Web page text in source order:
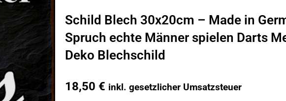
Schild Blech 30x20cm – Made in
Spruch echte Männer spielen Darts
Deko Blechschild
18,50 € inkl. gesetzlicher Umsatzsteuer